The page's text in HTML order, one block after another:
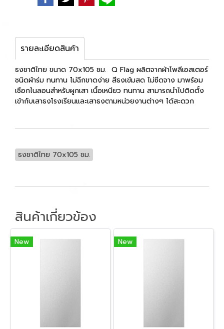
รายละเอียดสินค้า
ธงชาติไทย ขนาด 70x105 ซม. Q Flag ผลิตจากผ้าโพลีเอสเตอร์
ชนิดผ้าร่ม ทนทาน ไม่ฉีกขาดง่าย สีธงเข้มสด ไม่ซีดจาง มาพร้อม
เชือกไนลอนสำหรับผูกเสา เนื้อเหนียว ทนทาน สามารถนำไปติดตั้ง
เข้ากับเสาธงโรงเรียนและเสาธงตามหน่วยงานต่างๆ ได้สะดวก
ธงชาติไทย 70x105 ซม.
สินค้าเกี่ยวข้อง
New New